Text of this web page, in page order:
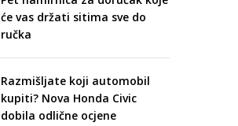
će vas držati sitima sve do
ručka
Razmišljate koji automobil
kupiti? Nova Honda Civic
dobila odlične ocjene